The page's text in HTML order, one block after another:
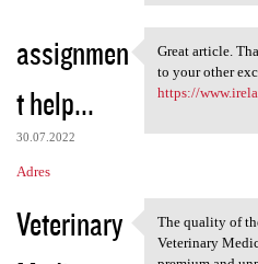
assignmen
t help...
30.07.2022
Adres
Great article.
Great article.
to your other
https://
Veterinary
The quality
The quality of
Veterinary